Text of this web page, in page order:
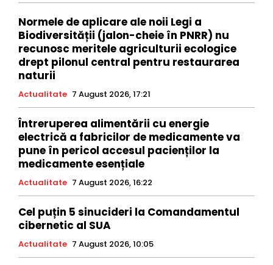
Normele de aplicare ale noii Legi a
Biodiversității (jalon-cheie în PNRR) nu
recunosc meritele agriculturii ecologice
drept pilonul central pentru restaurarea
naturii
Actualitate 7 August 2026, 17:21
Întreruperea alimentării cu energie
electrică a fabricilor de medicamente va
pune în pericol accesul pacienților la
medicamente esențiale
Actualitate 7 August 2026, 16:22
Cel puțin 5 sinucideri la Comandamentul
cibernetic al SUA
Actualitate 7 August 2026, 10:05